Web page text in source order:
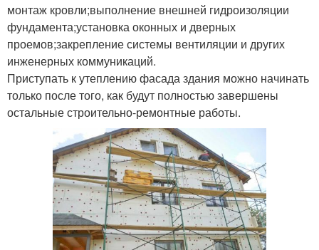
монтаж кровли;выполнение внешней гидроизоляции
фундамента;установка оконных и дверных
проемов;закрепление системы вентиляции и других
инженерных коммуникаций.
Приступать к утеплению фасада здания можно начинать
только после того, как будут полностью завершены
остальные строительно-ремонтные работы.